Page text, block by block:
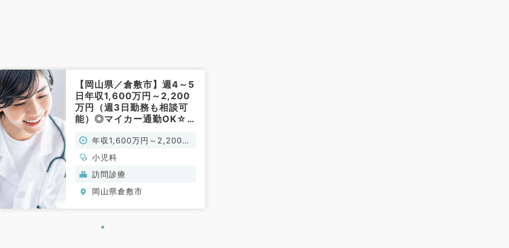
【岡山県／倉敷市】週4～5
日年収1,600万円～2,200
万円（週3日勤務も相談可
能）◎マイカー通勤OK☆
児科／常勤）
年収1,600万円～2,200万
円
小児科
訪問診療
岡山県倉敷市